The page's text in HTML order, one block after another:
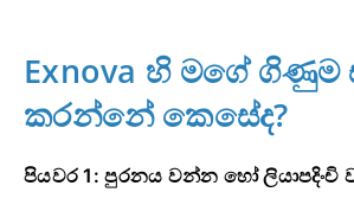
Exnova හි මගේ ගිණුම
කරන්නේ කෙසේද?
පියවර 1: පුරනය වන්න හෝ ලියාපදිංචි